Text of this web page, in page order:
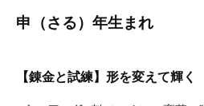
申（さる）年生まれ
【錬金と試練】形を変えて輝く